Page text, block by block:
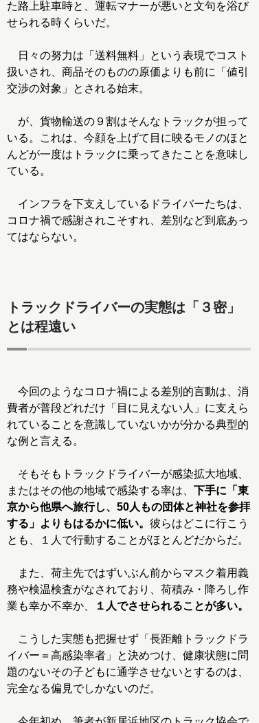
た路上駐車時と、運転マナーが悪いと文句を浴び
せられる時くらいだ。
日々の努力は「送料無料」という表現でコスト
扱いされ、商品そのものの原価よりも前に「値引
交渉の対象」とされる始末。
が、貨物輸送の９割はそんなトラックが担って
いる。これは、今顔を上げて目に映るモノのほと
んどが一度はトラックに乗ってきたことを意味し
ている。
インフラを下支えしているドライバーたちは、
コロナ禍で感謝されこそすれ、差別など到底あっ
てはならない。
トラックドライバーの実態は「３密」
とは程遠い
今回のようなコロナ禍による差別的言動は、消
費者が普段どれだけ「目に見えない人」に支えら
れていることを意識していないかが分かる典型的
な例と言える。
そもそもトラックドライバーが感染拡大地域、
またはその他の地域で感染する率は、 下手に「東
京から他県へ旅行し、50人もの団体と神社を参拝
する」よりもはるかに低い。 彼らはどこに行こう
とも、１人で行動することがほとんどだからだ。
また、荷主先ではずいぶん前からマスク着用義
務や検温検査がなされており、荷積み・降ろし作
業も幸か不幸か、
１人でさせられることが多い。
こうした実態も把握せず「長距離トラックドラ
イバー＝高感染率者」と決めつけ、健康状態に問
題のないその子どもに通学させないとするのは、
完全なる偏見でしかないのだ。